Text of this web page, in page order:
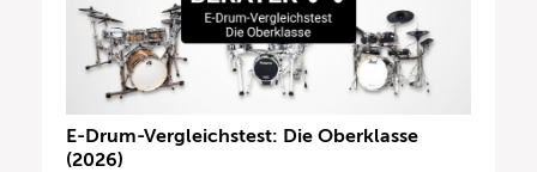
E-Drum-Vergleichstest: Die Oberklasse
(2026)